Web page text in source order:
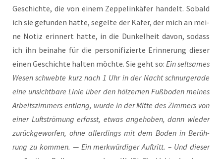
Geschich­te, die von einem Zep­pel­in­kä­fer han­delt. Sobald
ich sie gefun­den hat­te, segel­te der Käfer, der mich an mei­
ne Notiz erin­nert hat­te, in die Dun­kel­heit davon, sodass
ich ihn bei­na­he für die per­so­ni­fi­zier­te Erin­ne­rung die­ser
einen Geschich­te hal­ten möch­te. Sie geht so: Ein selt­sa­mes
Wesen schweb­te kurz nach 1 Uhr in der Nacht schnur­ge­ra­de
eine unsicht­ba­re Linie über den höl­zer­nen Fuß­bo­den mei­nes
Arbeits­zim­mers ent­lang, wur­de in der Mit­te des Zim­mers von
einer Luft­strö­mung erfasst, etwas ange­ho­ben, dann wie­der
zurück­ge­wor­fen, ohne aller­dings mit dem Boden in Berüh­
rung zu kom­men. — Ein merk­wür­di­ger Auf­tritt. – Und die­ser